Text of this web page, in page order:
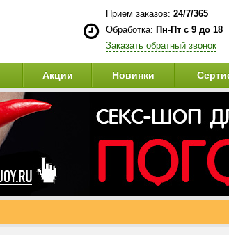
Прием заказов: 24/7/365
Обработка: Пн-Пт с 9 до 18
Заказать обратный звонок
Акции Новинки